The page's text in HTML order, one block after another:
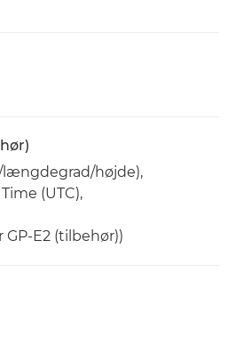
længdegrad/højde),
(UTC),
E2 (tilbehør))